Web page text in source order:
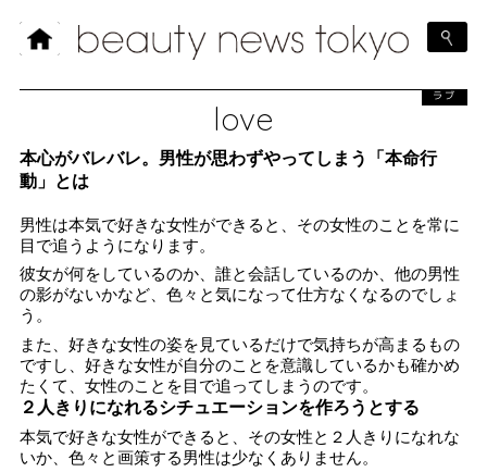
love
ラブ
本心がバレバレ。男性が思わずやってしまう「本命行
動」とは
男性は本気で好きな女性ができると、その女性のことを常に
目で追うようになります。
彼女が何をしているのか、誰と会話しているのか、他の男性
の影がないかなど、色々と気になって仕方なくなるのでしょ
う。
また、好きな女性の姿を見ているだけで気持ちが高まるもの
ですし、好きな女性が自分のことを意識しているかも確かめ
たくて、女性のことを目で追ってしまうのです。
２人きりになれるシチュエーションを作ろうとする
本気で好きな女性ができると、その女性と２人きりになれな
いか、色々と画策する男性は少なくありません。